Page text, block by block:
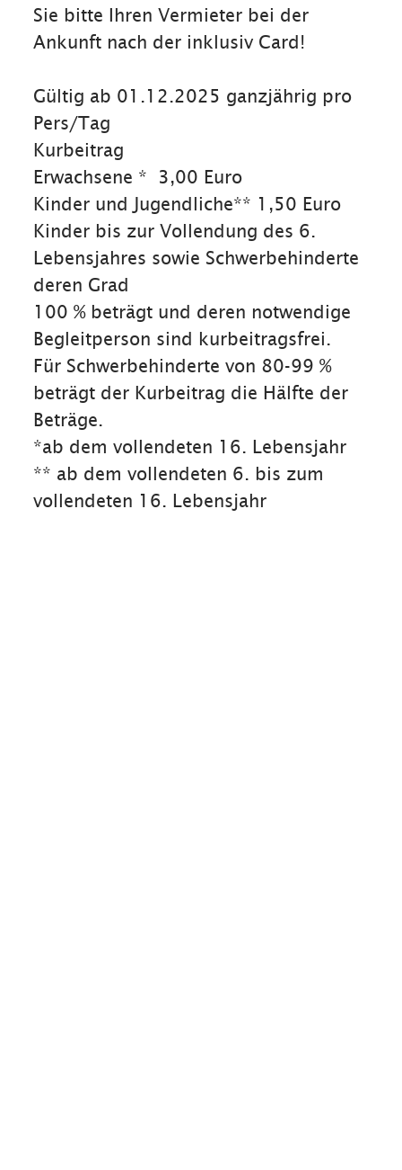
Sie bitte Ihren Vermieter bei der
Ankunft nach der inklusiv Card!
Gültig ab 01.12.2025 ganzjährig pro
Pers/Tag
Kurbeitrag
Erwachsene * 3,00 Euro
Kinder und Jugendliche** 1,50 Euro
Kinder bis zur Vollendung des 6.
Lebensjahres sowie Schwerbehinderte
deren Grad
100 % beträgt und deren notwendige
Begleitperson sind kurbeitragsfrei.
Für Schwerbehinderte von 80-99 %
beträgt der Kurbeitrag die Hälfte der
Beträge.
*ab dem vollendeten 16. Lebensjahr
** ab dem vollendeten 6. bis zum
vollendeten 16. Lebensjahr